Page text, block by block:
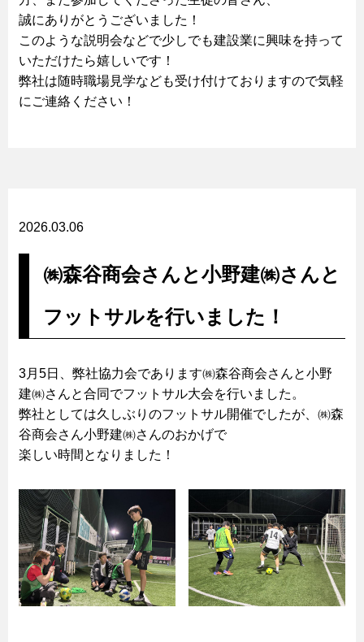
誠にありがとうございました！
このような説明会などで少しでも建設業に興味を持って
いただけたら嬉しいです！
弊社は随時職場見学なども受け付けておりますので気軽
にご連絡ください！
2026.03.06
㈱森谷商会さんと小野建㈱さんと
フットサルを行いました！
3月5日、弊社協力会であります㈱森谷商会さんと小野
建㈱さんと合同でフットサル大会を行いました。
弊社としては久しぶりのフットサル開催でしたが、㈱森
谷商会さん小野建㈱さんのおかげで
楽しい時間となりました！